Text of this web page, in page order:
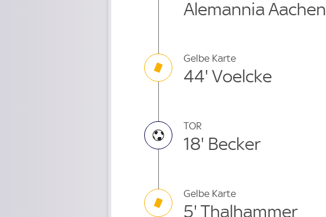
Alemannia Aachen
Gelbe Karte
44' Voelcke
TOR
18' Becker
Gelbe Karte
5' Thalhammer